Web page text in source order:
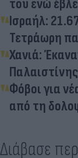
του ενώ
Ισραήλ:
Τετράωρη
Χανιά:
Φόβοι για
από τη
Διάβασε